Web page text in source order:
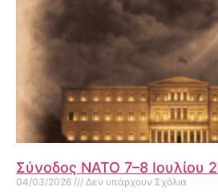
Σύνοδος ΝΑΤΟ 7–8 Ιουλίου
04/03/2026 Δεν υπάρχουν Σχόλια